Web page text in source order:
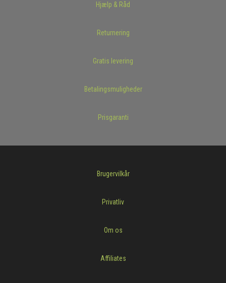
Hjælp & Råd
Returnering
Gratis levering
Betalingsmuligheder
Prisgaranti
Brugervilkår
Privatliv
Om os
Affiliates